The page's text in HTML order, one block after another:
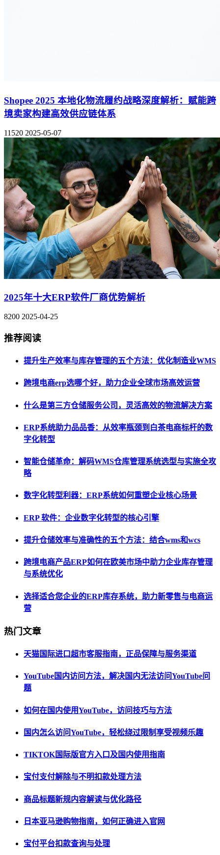
Shopee 2025 本地化物流履约战略深度解析：赋能跨
境卖家构建高效供应链体系
11520 2025-05-07
2025年十大ERP软件厂商优势解析
8200 2025-04-25
推荐阅读
提升生产效率与库存管理的五个方法：优化制造业WMS
跨境电商erp选哪个好，助力企业全球市场高效运营
什么是第三方仓储服务公司，灵活高效的物流解决方案
ERP系统助力品品香：从效率瓶颈到白茶电商标杆的数
字化转型
智能仓储革命：解码WMS仓库管理系统选型与实施全攻
略
数字化转型利器：ERP系统如何重塑企业核心场景
ERP 软件：企业数字化转型的核心引擎
提升仓储效率与准确性的五个方法：结合wms和wcs
跨境电商产品ERP如何在欧美市场中助力企业库存管理
与系统优化
选择适合您企业的ERP库存系统，助力新零售与电商运
营
热门文章
天猫国际进口超市客服指南，正品保障与服务渠道
YouTube国内访问方法，解决国内无法访问YouTube问
题
如何在国内使用YouTube，访问技巧与方法
国内怎么访问YouTube，轻松绕过限制享受视频乐趣
TIKTOK国际版官方入口及国内使用指南
宝付支付解除与不明扣款处理方法
商品标题新规内容解读与优化路径
日本亚马逊购物指南，如何正确进入官网
宝付平台扣款查询与处理